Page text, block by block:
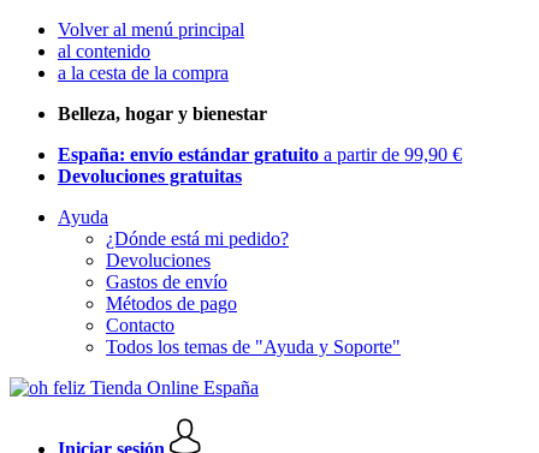
Volver al menú principal
al contenido
a la cesta de la compra
Belleza, hogar y bienestar
España: envío estándar gratuito a partir de 99,90 €
Devoluciones gratuitas
Ayuda
¿Dónde está mi pedido?
Devoluciones
Gastos de envío
Métodos de pago
Contacto
Todos los temas de "Ayuda y Soporte"
Iniciar sesión